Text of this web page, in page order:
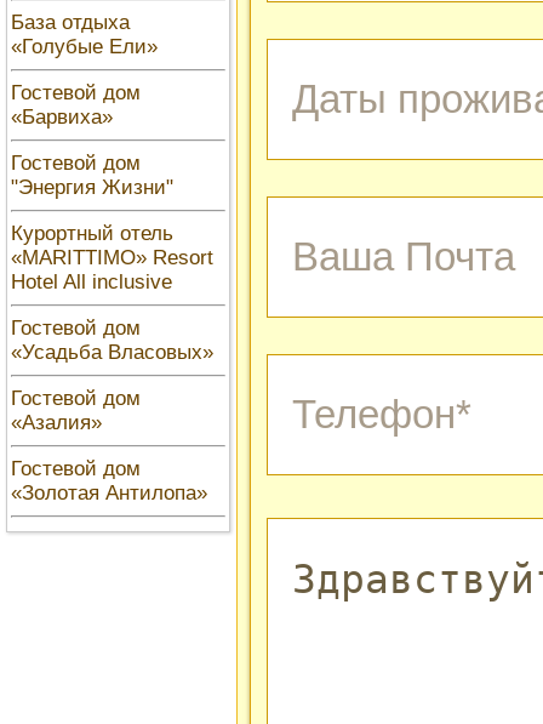
База отдыха
«Голубые Ели»
Гостевой дом
«Барвиха»
Гостевой дом
"Энергия Жизни"
Курортный отель
«MARITTIMO» Resort
Hotel All inclusive
Гостевой дом
«Усадьба Власовых»
Гостевой дом
«Азалия»
Гостевой дом
«Золотая Антилопа»